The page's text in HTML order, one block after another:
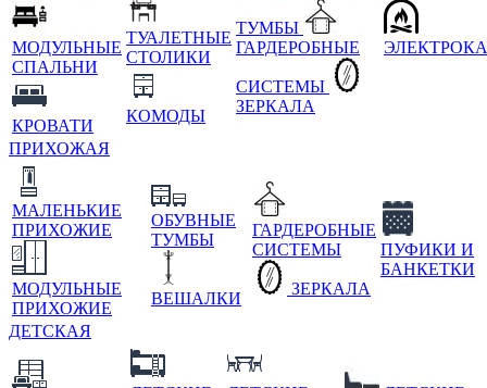
МОДУЛЬНЫЕ
СПАЛЬНИ
КРОВАТИ
ТУАЛЕТНЫЕ
СТОЛИКИ
КОМОДЫ
ТУМБЫ
ГАРДЕРОБНЫЕ
СИСТЕМЫ
ЗЕРКАЛА
ПРИХОЖАЯ
МАЛЕНЬКИЕ
ПРИХОЖИЕ
МОДУЛЬНЫЕ
ПРИХОЖИЕ
ОБУВНЫЕ
ТУМБЫ
ВЕШАЛКИ
ГАРДЕРОБНЫЕ
СИСТЕМЫ
ЗЕРКАЛА
ПУФИКИ И
БАНКЕТКИ
ДЕТСКАЯ